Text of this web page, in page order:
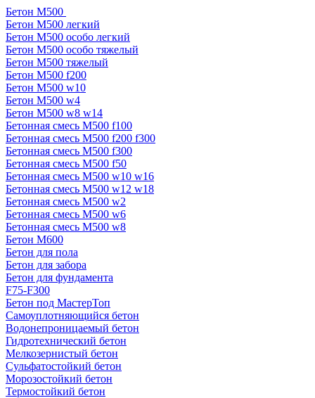
Бетон М500
Бетон М500 легкий
Бетон М500 особо легкий
Бетон М500 особо тяжелый
Бетон М500 тяжелый
Бетон М500 f200
Бетон М500 w10
Бетон М500 w4
Бетон М500 w8 w14
Бетонная смесь М500 f100
Бетонная смесь М500 f200 f300
Бетонная смесь М500 f300
Бетонная смесь М500 f50
Бетонная смесь М500 w10 w16
Бетонная смесь М500 w12 w18
Бетонная смесь М500 w2
Бетонная смесь М500 w6
Бетонная смесь М500 w8
Бетон М600
Бетон для пола
Бетон для забора
Бетон для фундамента
F75-F300
Бетон под МастерТоп
Самоуплотняющийся бетон
Водонепроницаемый бетон
Гидротехнический бетон
Мелкозернистый бетон
Сульфатостойкий бетон
Морозостойкий бетон
Термостойкий бетон